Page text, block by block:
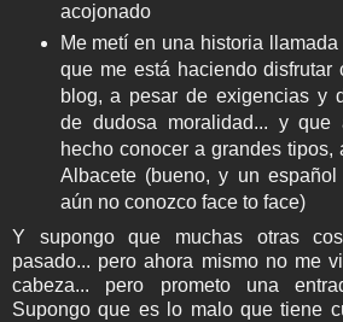
acojonado
Me metí en una historia llamada
que me está haciendo disfrutar
blog, a pesar de exigencias y
de dudosa moralidad... y que
hecho conocer a grandes tipos,
Albacete (bueno, y un
aún no conozco face to face)
Y supongo que muchas otras
pasado... pero ahora mismo no me
cabeza... pero prometo una
Supongo que es lo malo que tiene